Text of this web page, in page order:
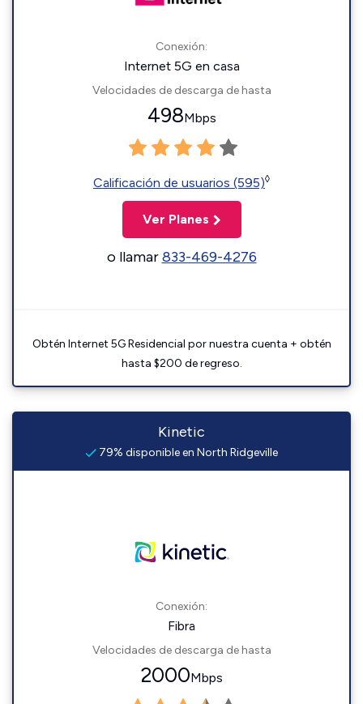
Conexión:
Internet 5G en casa
Velocidades de descarga de hasta
498Mbps
Calificación de usuarios (595)◊
Ver Planes
o llamar833-469-4276
Obtén Internet 5G Residencial por nuestra cuenta + obtén
hasta $200 de regreso.
Kinetic
79% disponible en North Ridgeville
Conexión:
Fibra
Velocidades de descarga de hasta
2000Mbps